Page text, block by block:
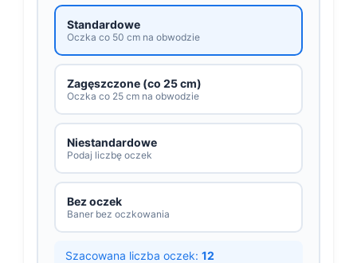
Standardowe
Oczka co 50 cm na obwodzie
Zagęszczone (co 25 cm)
Oczka co 25 cm na obwodzie
Niestandardowe
Podaj liczbę oczek
Bez oczek
Baner bez oczkowania
Szacowana liczba oczek: 12